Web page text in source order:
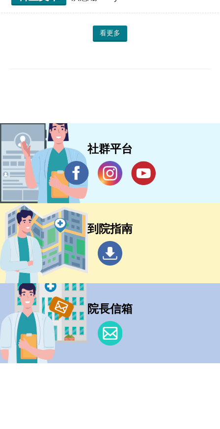
看更多
社群平台
到院指南
院長信箱